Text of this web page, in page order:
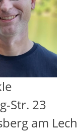
Str. 23
am Lech